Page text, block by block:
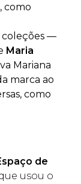
como
coleções —
Maria
Mariana
marca ao
como
de
usou o